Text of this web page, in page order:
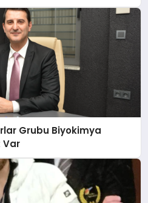
Grubu Biyokimya
Var